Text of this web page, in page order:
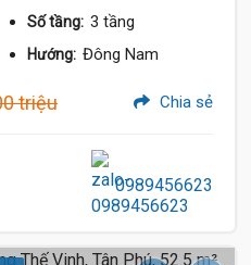
Số tầng: 3 tầng
Hướng: Đông Nam
triệu Chia sẻ
0989456623